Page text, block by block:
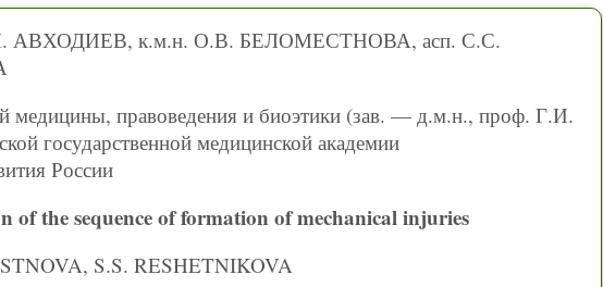
АВХОДИЕВ, к.м.н. О.В. БЕЛОМЕСТНОВА, асп. С.С.
медицины, правоведения и биоэтики (зав. — д.м.н., проф. Г.И.
государственной медицинской академии
России
of the sequence of formation of mechanical injuries
S.S. RESHETNIKOVA